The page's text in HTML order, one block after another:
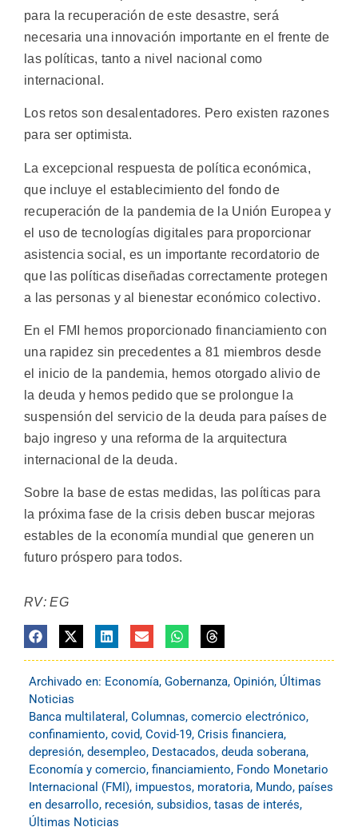
para la recuperación de este desastre, será
necesaria una innovación importante en el frente de
las políticas, tanto a nivel nacional como
internacional.
Los retos son desalentadores. Pero existen razones
para ser optimista.
La excepcional respuesta de política económica,
que incluye el establecimiento del fondo de
recuperación de la pandemia de la Unión Europea y
el uso de tecnologías digitales para proporcionar
asistencia social, es un importante recordatorio de
que las políticas diseñadas correctamente protegen
a las personas y al bienestar económico colectivo.
En el FMI hemos proporcionado financiamiento con
una rapidez sin precedentes a 81 miembros desde
el inicio de la pandemia, hemos otorgado alivio de
la deuda y hemos pedido que se prolongue la
suspensión del servicio de la deuda para países de
bajo ingreso y una reforma de la arquitectura
internacional de la deuda.
Sobre la base de estas medidas, las políticas para
la próxima fase de la crisis deben buscar mejoras
estables de la economía mundial que generen un
futuro próspero para todos.
RV: EG
Archivado en: Economía, Gobernanza, Opinión, Últimas
Noticias
Banca multilateral , Columnas, comercio electrónico,
confinamiento, covid, Covid-19, Crisis financiera,
depresión, desempleo, Destacados, deuda soberana,
Economía y comercio, financiamiento, Fondo Monetario
Internacional (FMI), impuestos, moratoria, Mundo, países
en desarrollo, recesión, subsidios, tasas de interés,
Últimas Noticias